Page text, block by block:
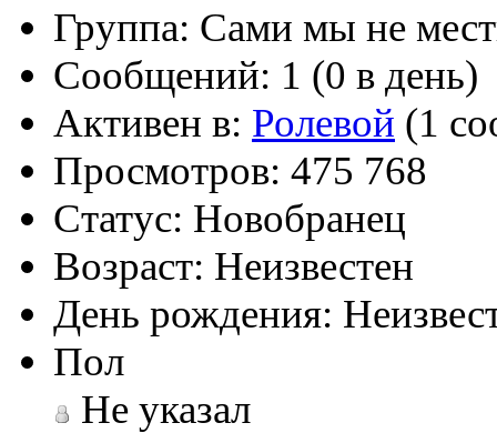
Группа: Сами мы не
Сообщений: 1 (0 в день)
Активен в: Ролевой (1
Просмотров: 475 768
Статус: Новобранец
Возраст: Неизвестен
День рождения:
Пол
Не указал